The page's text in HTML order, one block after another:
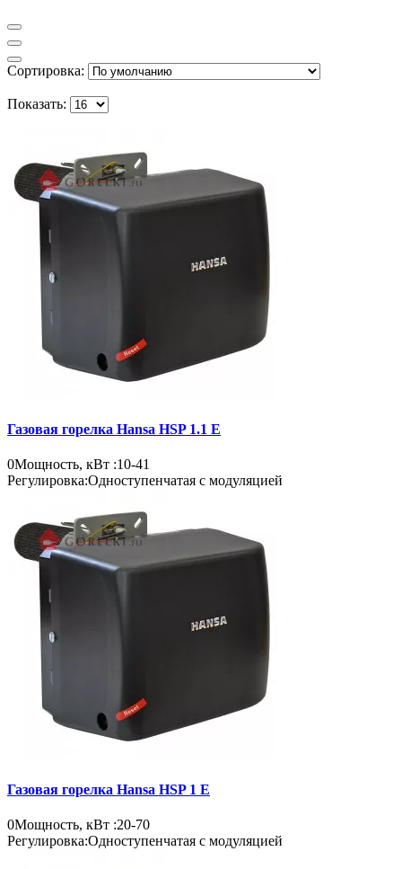
Сортировка:
Показать:
Газовая горелка Hansa HSP 1.1 E
0Мощность, кВт :10-41
Регулировка:Одноступенчатая с модуляцией
Газовая горелка Hansa HSP 1 E
0Мощность, кВт :20-70
Регулировка:Одноступенчатая с модуляцией